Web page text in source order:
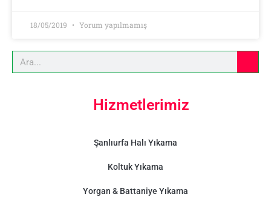
18/05/2019 Yorum yapılmamış
Hizmetlerimiz
Şanlıurfa Halı Yıkama
Koltuk Yıkama
Yorgan & Battaniye Yıkama